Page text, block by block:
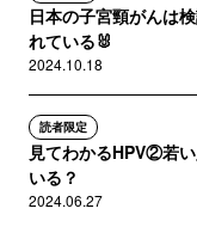
日本の子宮頸がんは
れている🐰
2024.10.18
読者限定
見てわかるHPV②若
いる？
2024.06.27